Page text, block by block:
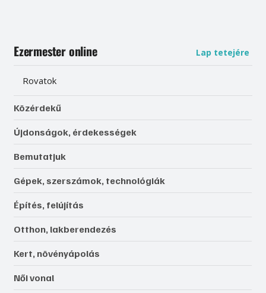
Ezermester online Lap tetejére
Rovatok
Közérdekű
Újdonságok, érdekességek
Bemutatjuk
Gépek, szerszámok, technológiák
Építés, felújítás
Otthon, lakberendezés
Kert, növényápolás
Női vonal